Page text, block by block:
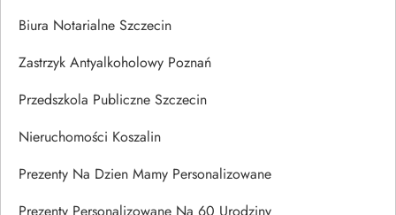
Biura Notarialne Szczecin
Zastrzyk Antyalkoholowy Poznań
Przedszkola Publiczne Szczecin
Nieruchomości Koszalin
Prezenty Na Dzien Mamy Personalizowane
Prezenty Personalizowane Na 60 Urodziny